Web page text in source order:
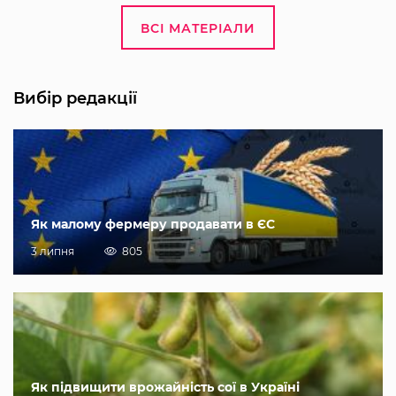
ВСІ МАТЕРІАЛИ
Вибір редакції
Як малому фермеру продавати в ЄС
3 липня 805
Як підвищити врожайність сої в Україні